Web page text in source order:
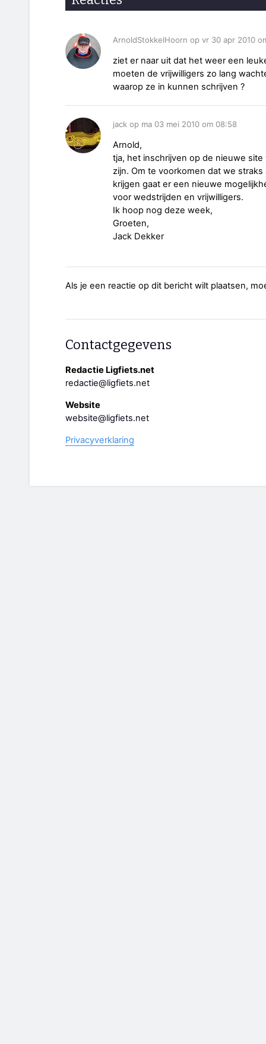
ArnoldStokkelHoorn op vr 30 apr 2010
ziet er naar uit dat het weer een
moeten de vrijwilligers zo lang
waarop ze in kunnen schrijven ?
jack op ma 03 mei 2010 om 08:58
Arnold,
tja, het inschrijven op de nieuwe
zijn. Om te voorkomen dat we
krijgen gaat er een nieuwe
voor wedstrijden en vrijwilligers.
Ik hoop nog deze week,
Groeten,
Jack Dekker
Als je een reactie op dit bericht wilt plaatsen,
Contactgegevens
Redactie Ligfiets.net
redactie@ligfiets.net
Website
website@ligfiets.net
Privacyverklaring